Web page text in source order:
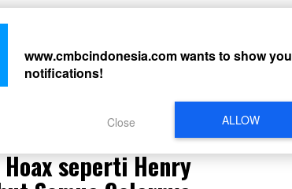
Henry Subiakto Ini Sebaiknya Dicabut Semua Gelarnya
seperti Henry
www.cmbcindonesia.comwants to show you
notifications!
ALLOW
Close